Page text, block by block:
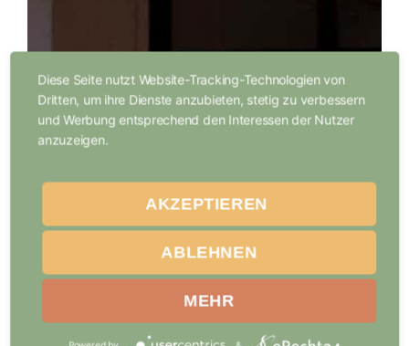
Diese Seite nutzt Website-Tracking-Technologien von
Dritten, um ihre Dienste anzubieten, stetig zu verbessern
und Werbung entsprechend den Interessen der Nutzer
anzuzeigen.
AKZEPTIEREN
ABLEHNEN
MEHR